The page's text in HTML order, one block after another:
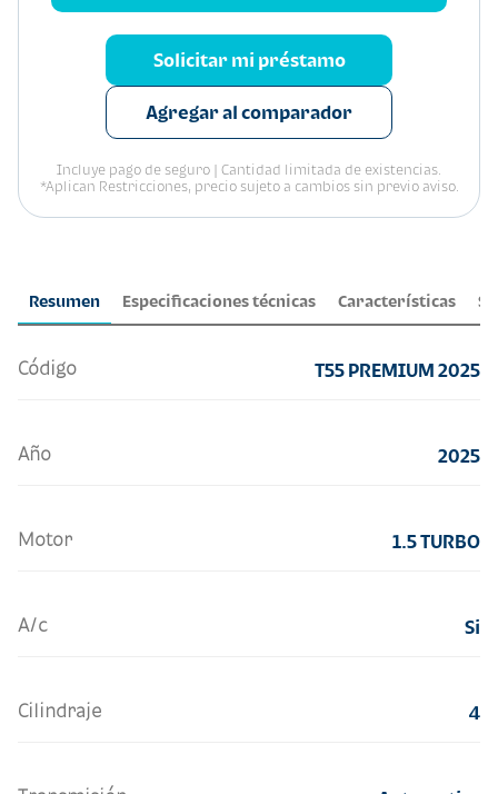
Resumen Especificaciones técnicas Características
Código T55 PREMIUM 2025
Año 2025
Motor 1.5 TURBO
A/c Si
Cilindraje 4
Solicitar mi préstamo
Agregar al comparador
Incluye pago de seguro | Cantidad limitada de existencias.
*Aplican Restricciones, precio sujeto a cambios sin previo aviso.